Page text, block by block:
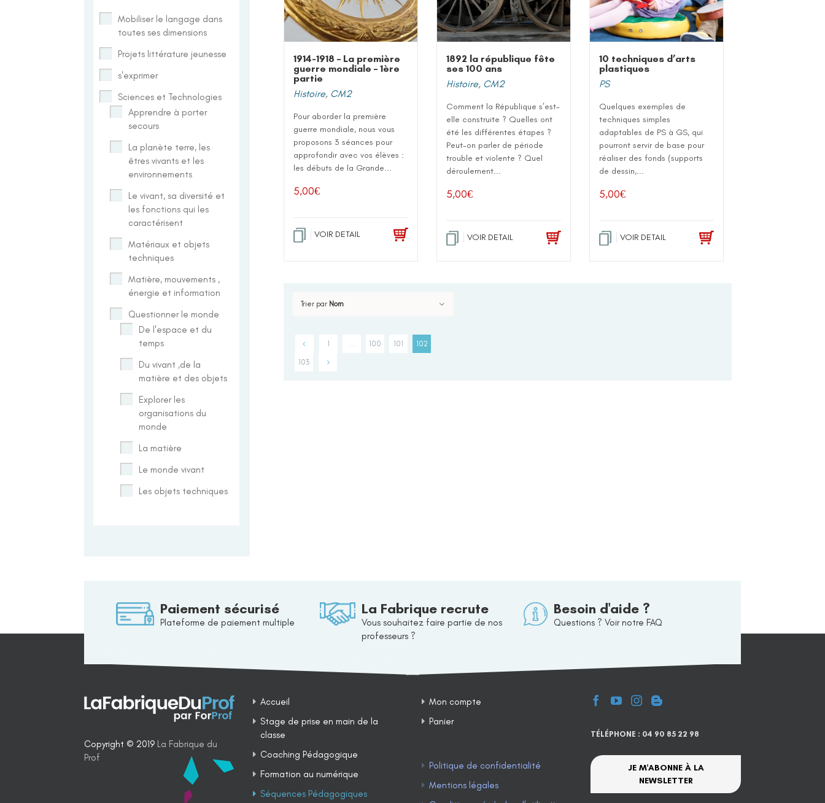
1914-1918 – La première
guerre mondiale – 1ère
partie
Histoire, CM2
Pour aborder la première
guerre mondiale, nous vous
proposons 3 séances pour
approfondir avec vos élèves :
les débuts de la Grande...
5,00€
VOIR DETAIL
1892 la république fête
ses 100 ans
Histoire, CM2
Comment la République s’est-
elle construite ? Quelles ont
été les différentes étapes ?
Peut-on parler de période
trouble et violente ? Quel
déroulement...
5,00€
VOIR DETAIL
10 techniques d’arts
plastiques
PS
Quelques exemples de
techniques simples
adaptables de PS à GS, qui
pourront servir de base pour
réaliser des fonds (supports
de dessin,...
5,00€
VOIR DETAIL
Trier par Nom
1 100 101 102
103
Mobiliser le langage dans
toutes ses dimensions
Projets littérature jeunesse
s'exprimer
Sciences et Technologies
Apprendre à porter
secours
La planète terre, les
êtres vivants et les
environnements
Le vivant, sa diversité et
les fonctions qui les
caractérisent
Matériaux et objets
techniques
Matière, mouvements ,
énergie et information
Questionner le monde
De l'espace et du
temps
Du vivant ,de la
matière et des objets
Explorer les
organisations du
monde
La matière
Le monde vivant
Les objets techniques
Paiement sécurisé
Plateforme de paiement multiple
La Fabrique recrute
Vous souhaitez faire partie de nos
professeurs ?
Besoin d'aide ?
Questions ? Voir notre FAQ
Copyright © 2019 La Fabrique du
Prof
Accueil
Stage de prise en main de la
classe
Coaching Pédagogique
Formation au numérique
Séquences Pédagogiques
Mon compte
Panier
Politique de confidentialité
Mentions légales
TÉLÉPHONE : 04 90 85 22 98
JE M'ABONNE À LA
NEWSLETTER